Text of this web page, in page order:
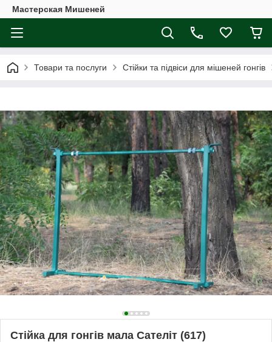
Мастерская Мишеней
Товари та послуги Стійки та підвіси для мішеней гонгів
Стійка для гонгів мала Сателіт (617)